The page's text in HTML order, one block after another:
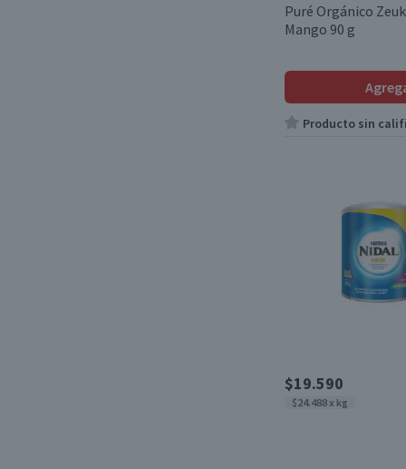
Puré Orgánico
Mango 90 g
Producto sin
$19.590
$24.488 x kg